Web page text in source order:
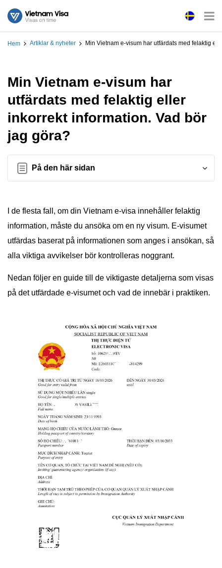
Hem Artiklar & nyheter Min Vietnam e-visum har utfärdats med felaktig
Min Vietnam e-visum har
utfärdats med felaktig eller
inkorrekt information. Vad bör
jag göra?
På den här sidan
I de flesta fall, om din Vietnam e-visa innehåller felaktig
information, måste du ansöka om en ny visum. E-visumet
utfärdas baserat på informationen som anges i ansökan, så
alla viktiga avvikelser bör kontrolleras noggrant.
Nedan följer en guide till de viktigaste detaljerna som visas
på det utfärdade e-visumet och vad de innebär i praktiken.